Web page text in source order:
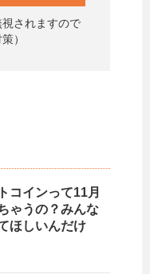
されますので
）
コインって11月
ゃうの？みんな
ほしいんだけ